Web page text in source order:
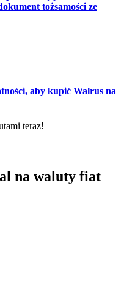
tożsamości ze
aby kupić Walrus na
teraz!
na waluty fiat